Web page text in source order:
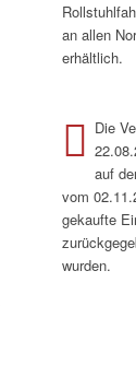
an allen
erhältlich.
Die
auf
vom
gekaufte
wurden.